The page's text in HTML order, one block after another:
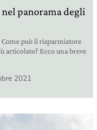
panorama degli
Come può il risparmiatore
articolato? Ecco una breve
2021